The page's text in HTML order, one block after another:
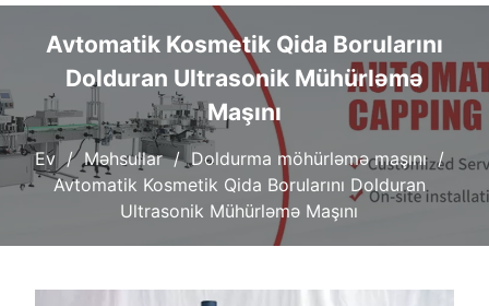
Avtomatik Kosmetik Qida Borularını
Dolduran Ultrasonik Mühürləmə
Maşını
Ev Məhsullar
Doldurma möhürləmə maşını
Avtomatik Kosmetik Qida Borularını Dolduran
Ultrasonik Mühürləmə Maşını